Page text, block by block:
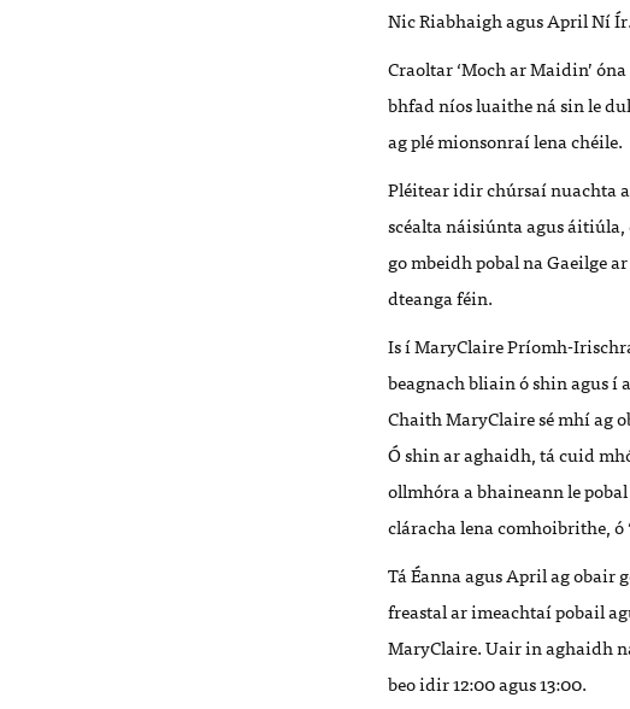
Nic Riabhaigh agus April Ní Ír.
Craoltar ‘Moch ar Maidin’ ó
bhfad níos luaithe ná sin le
ag plé mionsonraí lena chéile.
Pléitear idir chúrsaí nuachta
scéalta náisiúnta agus
go mbeidh pobal na Gaeilge
dteanga féin.
Is í MaryClaire Príomh-
beagnach bliain ó shin agus í
Chaith MaryClaire sé mhí ag
Ó shin ar aghaidh, tá cuid
ollmhóra a bhaineann le
cláracha lena comhoibrithe,ó ‘
Tá Éanna agus April ag obair
freastal ar imeachtaí pobail
MaryClaire. Uair in aghaidh
beo idir 12:00 agus 13:00.